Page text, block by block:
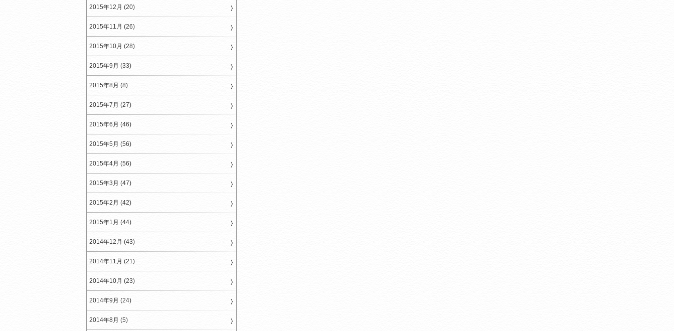
2015年12月 (20)
2015年11月 (26)
2015年10月 (28)
2015年9月 (33)
2015年8月 (8)
2015年7月 (27)
2015年6月 (46)
2015年5月 (56)
2015年4月 (56)
2015年3月 (47)
2015年2月 (42)
2015年1月 (44)
2014年12月 (43)
2014年11月 (21)
2014年10月 (23)
2014年9月 (24)
2014年8月 (5)